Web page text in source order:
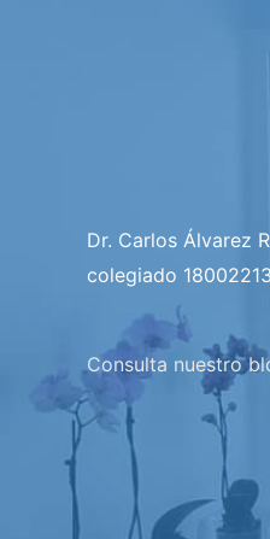
Dr. Carlos Álvarez
colegiado 18002213
Consulta nuestro